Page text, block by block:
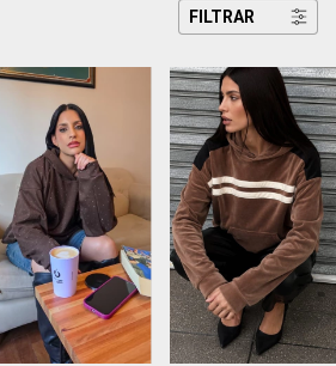
FILTRAR